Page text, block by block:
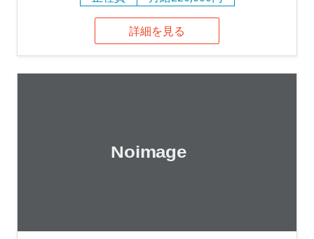
詳細を見る